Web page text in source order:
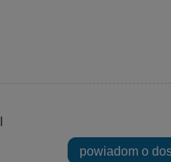
powiadom o